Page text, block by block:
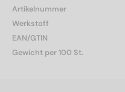
Artikelnummer
Werkstoff
EAN/GTIN
Gewicht per 100 St.